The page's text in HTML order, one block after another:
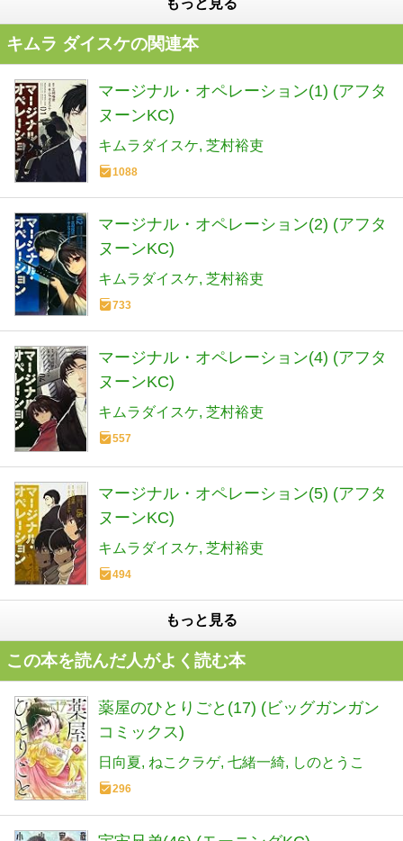
もっと見る
キムラ ダイスケの関連本
マージナル・オペレーション(1) (アフタ
ヌーンKC)
キムラダイスケ 芝村裕吏
1088
マージナル・オペレーション(2) (アフタ
ヌーンKC)
キムラダイスケ 芝村裕吏
733
マージナル・オペレーション(4) (アフタ
ヌーンKC)
キムラダイスケ 芝村裕吏
557
マージナル・オペレーション(5) (アフタ
ヌーンKC)
キムラダイスケ 芝村裕吏
494
もっと見る
この本を読んだ人がよく読む本
薬屋のひとりごと(17) (ビッグガンガン
コミックス)
日向夏 ねこクラゲ 七緒一綺 しのとうこ
296